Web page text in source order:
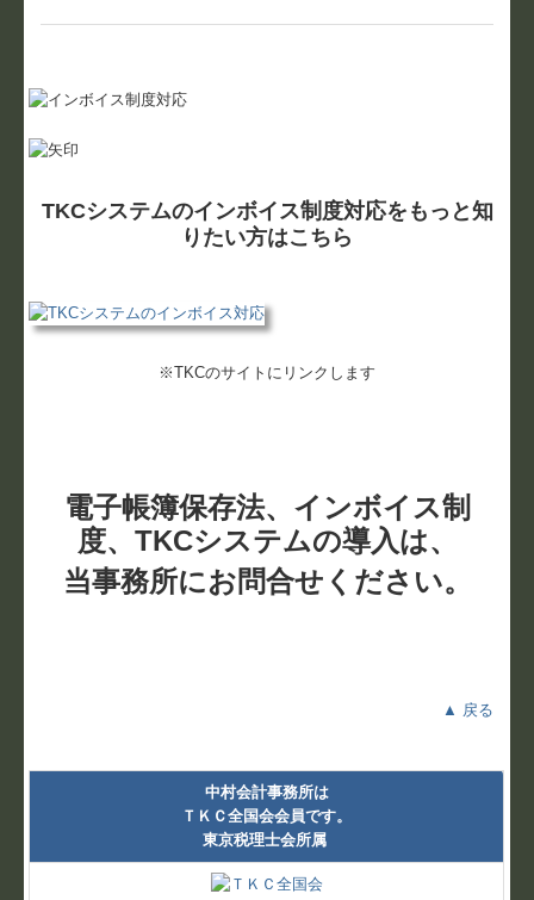
中村会計事務所は
ＴＫＣ全国会会員です。
東京税理士会所属
TKCシステムのインボイス制度対応をもっと知
りたい方はこちら
※TKCのサイトにリンクします
電子帳簿保存法、インボイス制
度、TKCシステムの導入は、
当事務所にお問合せください。
▲ 戻る